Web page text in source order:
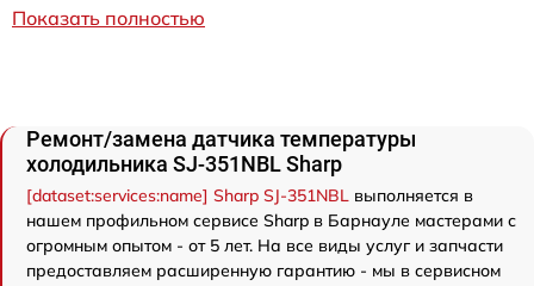
Показать полностью
Ремонт/замена датчика температуры
холодильника SJ-351NBL Sharp
[dataset:services:name] Sharp SJ-351NBL выполняется в
нашем профильном сервисе Sharp в Барнауле мастерами с
огромным опытом - от 5 лет. На все виды услуг и запчасти
предоставляем расширенную гарантию - мы в сервисном